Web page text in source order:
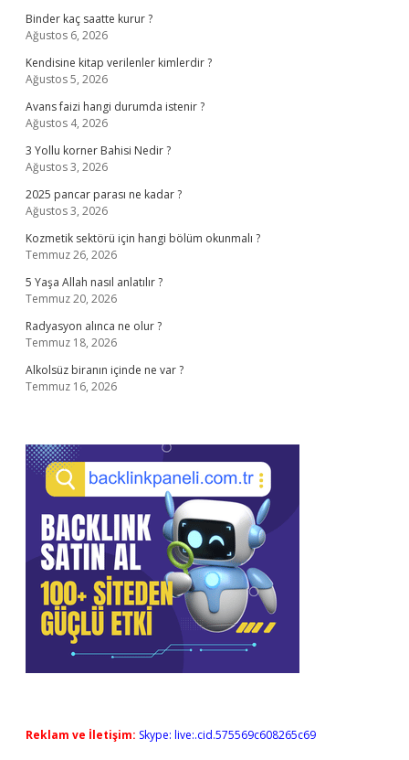
Binder kaç saatte kurur ?
Ağustos 6, 2026
Kendisine kitap verilenler kimlerdir ?
Ağustos 5, 2026
Avans faizi hangi durumda istenir ?
Ağustos 4, 2026
3 Yollu korner Bahisi Nedir ?
Ağustos 3, 2026
2025 pancar parası ne kadar ?
Ağustos 3, 2026
Kozmetik sektörü için hangi bölüm okunmalı ?
Temmuz 26, 2026
5 Yaşa Allah nasıl anlatılır ?
Temmuz 20, 2026
Radyasyon alınca ne olur ?
Temmuz 18, 2026
Alkolsüz biranın içinde ne var ?
Temmuz 16, 2026
Reklam ve İletişim: Skype: live:.cid.575569c608265c69